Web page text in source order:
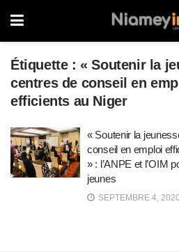
Étiquette : « Soutenir la
centres de conseil en
efficients au Niger
« Soutenir la
conseil en emploi
» : l’ANPE et l’OIM
jeunes
SEPTEMBRE 4, 2020